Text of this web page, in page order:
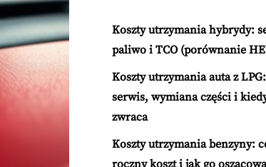
Koszty utrzymania hybrydy:
paliwo i TCO (porównanie
Koszty utrzymania auta z
serwis, wymiana części i
zwraca
Koszty utrzymania benzyny:
roczny koszt i jak go